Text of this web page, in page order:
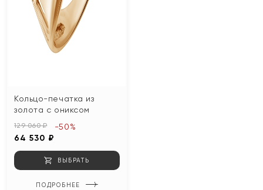
Кольцо-печатка из
золота с ониксом
129 060 ₽
64 530 ₽
-50%
ВЫБРАТЬ
ПОДРОБНЕЕ